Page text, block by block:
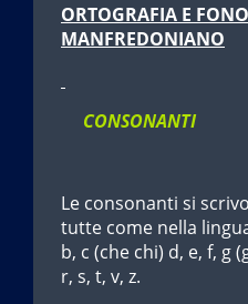
ORTOGRAFIA E
MANFREDONIANO
CONSONANTI
Le consonanti si
tutte come nella
b, c (che chi) d, e, f, g
r, s, t, v, z.